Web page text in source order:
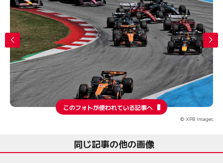
このフォトが使われている記事へ
© XPB Images
同じ記事の他の画像